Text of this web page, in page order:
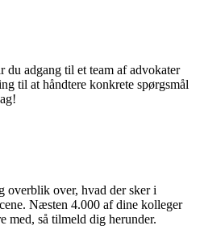
adgang til et team af advokater
til at håndtere konkrete spørgsmål
overblik over, hvad der sker i
Næsten 4.000 af dine kolleger
med, så tilmeld dig herunder.